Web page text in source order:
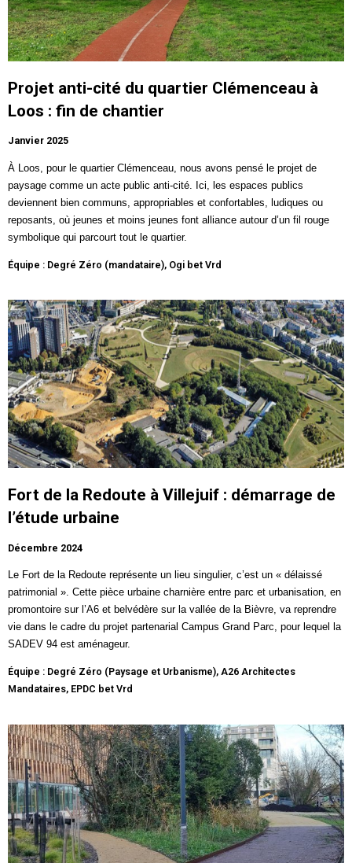
Projet anti-cité du quartier Clémenceau à
Loos : fin de chantier
Janvier 2025
À Loos, pour le quartier Clémenceau , nous avons pensé le projet de
paysage comme un acte public anti-cité. Ici, les espaces publics
deviennent bien communs, appropriables et confortables, ludiques ou
reposants, où jeunes et moins jeunes font alliance autour d’un fil rouge
symbolique qui parcourt tout le quartier.
Équipe : Degré Zéro (mandataire), Ogi bet Vrd
Fort de la Redoute à Villejuif : démarrage de
l’étude urbaine
Décembre 2024
Le Fort de la Redoute représente un lieu singulier, c’est un « délaissé
patrimonial ». Cette pièce urbaine charnière entre parc et urbanisation, en
promontoire sur l’A6 et belvédère sur la vallée de la Bièvre, va reprendre
vie dans le cadre du projet partenarial Campus Grand Parc, pour lequel la
SADEV 94 est aménageur.
Équipe : Degré Zéro (Paysage et Urbanisme), A26 Architectes
Mandataires, EPDC bet Vrd